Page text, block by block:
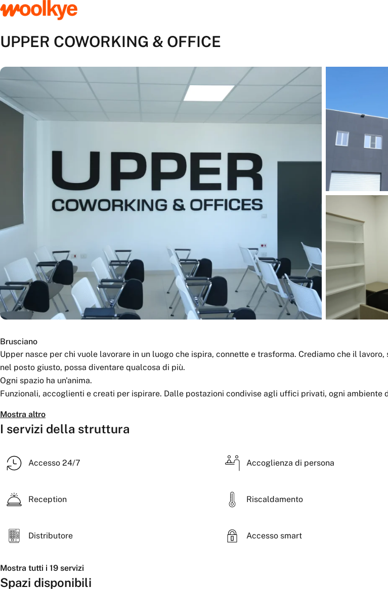
UPPER COWORKING & OFFICE
Brusciano
Upper nasce per chi vuole lavorare in un luogo che ispira, connette e trasforma. Crediamo che il lavoro,
nel posto giusto, possa diventare qualcosa di più.
Ogni spazio ha un'anima.
Funzionali, accoglienti e creati per ispirare. Dalle postazioni condivise agli uffici privati, ogni ambiente
Coworking significa libertà, connessioni e possibilità.
E Upper aggiunge qualcosa in più.
Mostra altro
I servizi della struttura
Accesso 24/7 Accoglienza di persona
Reception Riscaldamento
Distributore Accesso smart
Mostra tutti i 19 servizi
Spazi disponibili